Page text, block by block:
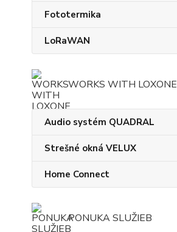
Fototermika
LoRaWAN
WORKS WITH LOXONE
Audio systém QUADRAL
Strešné okná VELUX
Home Connect
PONUKA SLUŽIEB